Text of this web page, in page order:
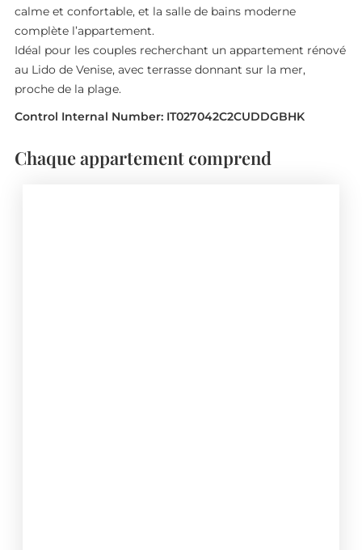
calme et confortable, et la salle de bains moderne
complète l’appartement.
Idéal pour les couples recherchant un appartement rénové
au Lido de Venise, avec terrasse donnant sur la mer,
proche de la plage.
Control Internal Number: IT027042C2CUDDGBHK
Chaque appartement comprend